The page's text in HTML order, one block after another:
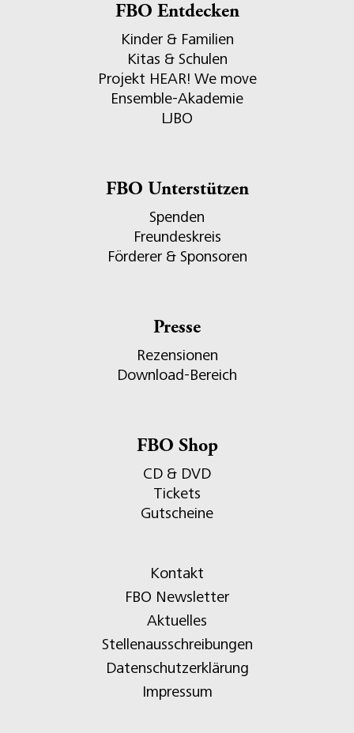
FBO Entdecken
Kinder & Familien
Kitas & Schulen
Projekt HEAR! We move
Ensemble-Akademie
LJBO
FBO Unterstützen
Spenden
Freundeskreis
Förderer & Sponsoren
Presse
Rezensionen
Download-Bereich
FBO Shop
CD & DVD
Tickets
Gutscheine
Kontakt
FBO Newsletter
Aktuelles
Stellenausschreibungen
Datenschutzerklärung
Impressum